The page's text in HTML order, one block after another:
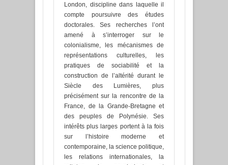
London, discipline dans laquelle il
compte poursuivre des études
doctorales. Ses recherches l’ont
amené à s’interroger sur le
colonialisme, les mécanismes de
représentations culturelles, les
pratiques de sociabilité et la
construction de l’altérité durant le
Siècle des Lumières, plus
précisément sur la rencontre de la
France, de la Grande-Bretagne et
des peuples de Polynésie. Ses
intérêts plus larges portent à la fois
sur l’histoire moderne et
contemporaine, la science politique,
les relations internationales, la